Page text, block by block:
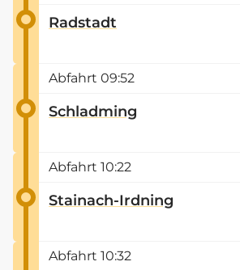
Radstadt
Abfahrt 09:52
Schladming
Abfahrt 10:22
Stainach-Irdning
Abfahrt 10:32